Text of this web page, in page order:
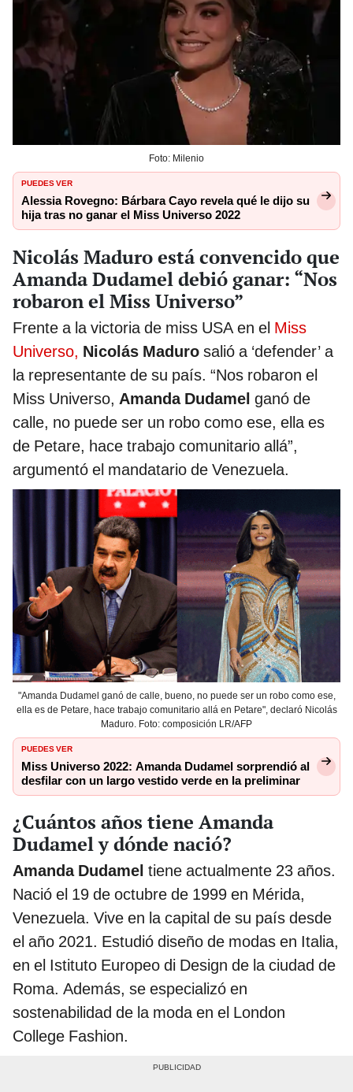
Foto: Milenio
PUEDES VER
Alessia Rovegno: Bárbara Cayo revela qué le dijo su
hija tras no ganar el Miss Universo 2022
Nicolás Maduro está convencido que
Amanda Dudamel debió ganar: “Nos
robaron el Miss Universo”
Frente a la victoria de miss USA en el Miss
Universo, Nicolás Maduro salió a ‘defender’ a
la representante de su país. “Nos robaron el
Miss Universo, Amanda Dudamel ganó de
calle, no puede ser un robo como ese, ella es
de Petare, hace trabajo comunitario allá”,
argumentó el mandatario de Venezuela.
"Amanda Dudamel ganó de calle, bueno, no puede ser un robo como ese,
ella es de Petare, hace trabajo comunitario allá en Petare", declaró Nicolás
Maduro. Foto: composición LR/AFP
PUEDES VER
Miss Universo 2022: Amanda Dudamel sorprendió al
desfilar con un largo vestido verde en la preliminar
¿Cuántos años tiene Amanda
Dudamel y dónde nació?
Amanda Dudamel tiene actualmente 23 años.
Nació el 19 de octubre de 1999 en Mérida,
Venezuela. Vive en la capital de su país desde
el año 2021. Estudió diseño de modas en Italia,
en el Istituto Europeo di Design de la ciudad de
Roma. Además, se especializó en
sostenabilidad de la moda en el London
College Fashion.